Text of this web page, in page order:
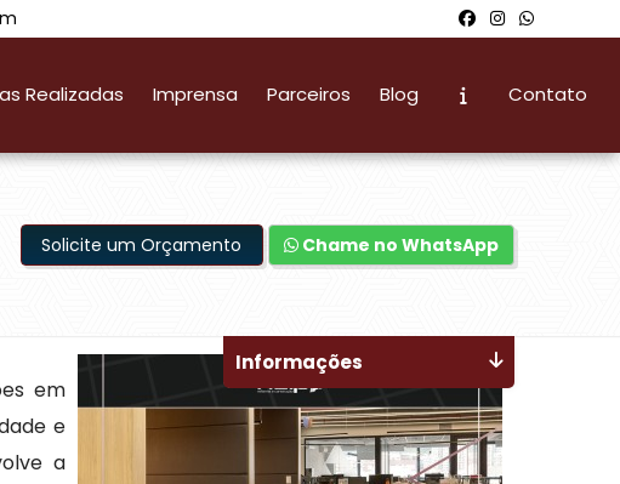
Realizadas Imprensa Parceiros Blog Contato
Solicite um Orçamento Chame no WhatsApp
em
e
a
Informações